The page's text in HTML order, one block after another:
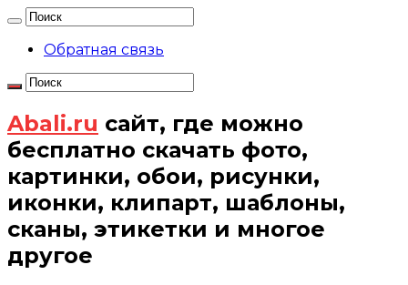
Обратная связь
Abali.ru сайт, где можно
бесплатно скачать фото,
картинки, обои, рисунки,
иконки, клипарт, шаблоны,
сканы, этикетки и многое
другое